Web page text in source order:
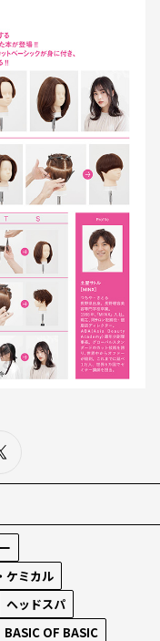
ケミカル
ヘッドスパ
BASIC OF BASIC